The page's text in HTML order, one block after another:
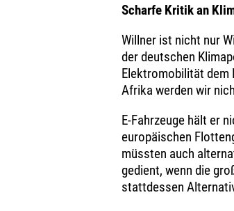
Scharfe Kritik an
Willner ist nicht nur
der deutschen
Elektromobilität dem
Afrika werden wir
E-Fahrzeuge hält er
europäischen
müssten auch
gedient, wenn die
stattdessen